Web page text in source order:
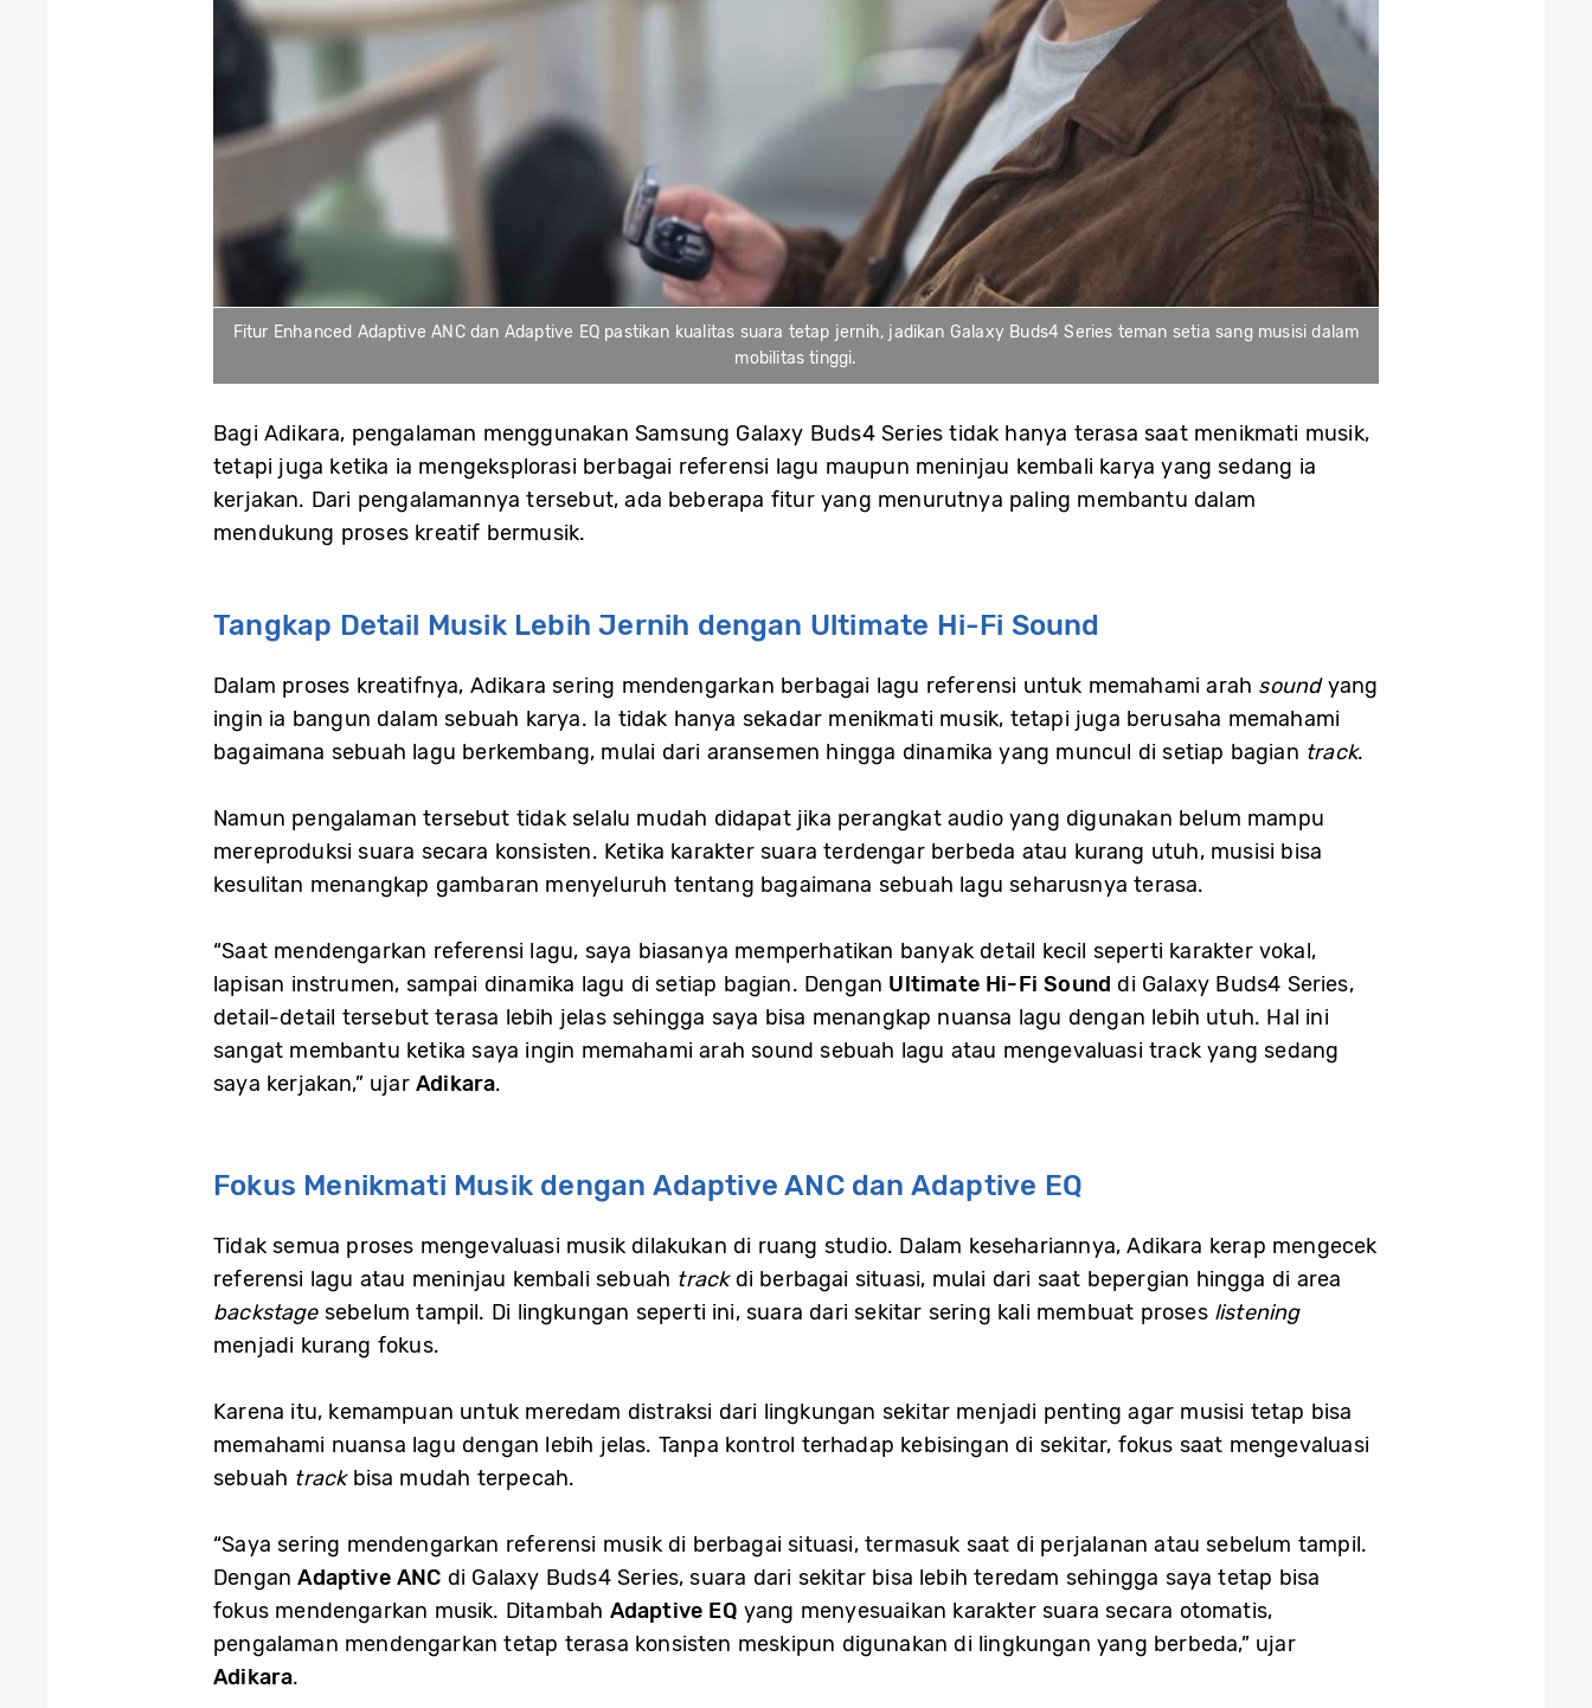
Fitur Enhanced Adaptive ANC dan Adaptive EQ pastikan kualitas suara tetap jernih, jadikan Galaxy Buds4 Series teman setia sang musisi dalam
mobilitas tinggi.
Bagi Adikara, pengalaman menggunakan Samsung Galaxy Buds4 Series tidak hanya terasa saat menikmati musik,
tetapi juga ketika ia mengeksplorasi berbagai referensi lagu maupun meninjau kembali karya yang sedang ia
kerjakan. Dari pengalamannya tersebut, ada beberapa fitur yang menurutnya paling membantu dalam
mendukung proses kreatif bermusik.
Tangkap Detail Musik Lebih Jernih dengan Ultimate Hi-Fi Sound
Dalam proses kreatifnya, Adikara sering mendengarkan berbagai lagu referensi untuk memahami arah soundyang
ingin ia bangun dalam sebuah karya. Ia tidak hanya sekadar menikmati musik, tetapi juga berusaha memahami
bagaimana sebuah lagu berkembang, mulai dari aransemen hingga dinamika yang muncul di setiap bagian track.
Namun pengalaman tersebut tidak selalu mudah didapat jika perangkat audio yang digunakan belum mampu
mereproduksi suara secara konsisten. Ketika karakter suara terdengar berbeda atau kurang utuh, musisi bisa
kesulitan menangkap gambaran menyeluruh tentang bagaimana sebuah lagu seharusnya terasa.
“Saat mendengarkan referensi lagu, saya biasanya memperhatikan banyak detail kecil seperti karakter vokal,
lapisan instrumen, sampai dinamika lagu di setiap bagian. Dengan Ultimate Hi-Fi Sound di Galaxy Buds4 Series,
detail-detail tersebut terasa lebih jelas sehingga saya bisa menangkap nuansa lagu dengan lebih utuh. Hal ini
sangat membantu ketika saya ingin memahami arah sound sebuah lagu atau mengevaluasi track yang sedang
saya kerjakan,” ujarAdikara.
Fokus Menikmati Musik dengan Adaptive ANC dan Adaptive EQ
Tidak semua proses mengevaluasi musik dilakukan di ruang studio. Dalam kesehariannya, Adikara kerap mengecek
referensi lagu atau meninjau kembali sebuah trackdi berbagai situasi, mulai dari saat bepergian hingga di area
backstagesebelum tampil. Di lingkungan seperti ini, suara dari sekitar sering kali membuat proses listening
menjadi kurang fokus.
Karena itu, kemampuan untuk meredam distraksi dari lingkungan sekitar menjadi penting agar musisi tetap bisa
memahami nuansa lagu dengan lebih jelas. Tanpa kontrol terhadap kebisingan di sekitar, fokus saat mengevaluasi
sebuah trackbisa mudah terpecah.
“Saya sering mendengarkan referensi musik di berbagai situasi, termasuk saat di perjalanan atau sebelum tampil.
DenganAdaptive ANC di Galaxy Buds4 Series, suara dari sekitar bisa lebih teredam sehingga saya tetap bisa
fokus mendengarkan musik. Ditambah Adaptive EQ yang menyesuaikan karakter suara secara otomatis,
pengalaman mendengarkan tetap terasa konsisten meskipun digunakan di lingkungan yang berbeda,” ujar
Adikara.